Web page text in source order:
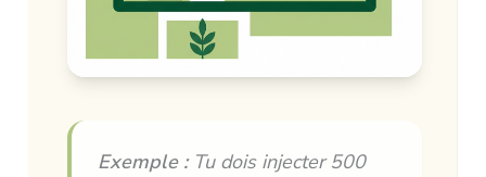
Exemple :Tu dois injecter 500